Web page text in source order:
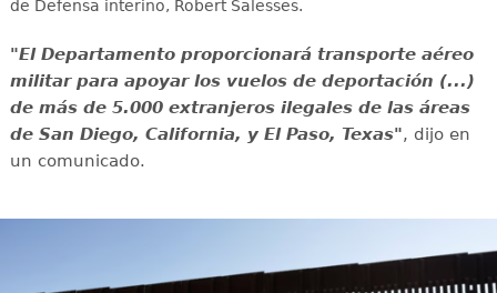
de Defensa interino, Robert Salesses.
"El Departamento proporcionará transporte aéreo
militar para apoyar los vuelos de deportación (...)
de más de 5.000 extranjeros ilegales de las áreas
de San Diego, California, y El Paso, Texas", dijo en
un comunicado.